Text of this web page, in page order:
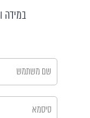
במידה